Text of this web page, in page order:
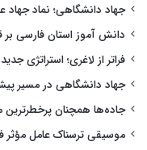
جهاد دانشگاهی؛ نماد جهاد
دانش آموز استان فارسی
فراتر از لاغری؛ استراتژی
جهاد دانشگاهی در مسیر
جاده‌ها همچنان پرخطرترین
موسیقی ترسناک عامل مؤثر